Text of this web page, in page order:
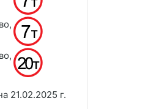
21.02.2025 г.